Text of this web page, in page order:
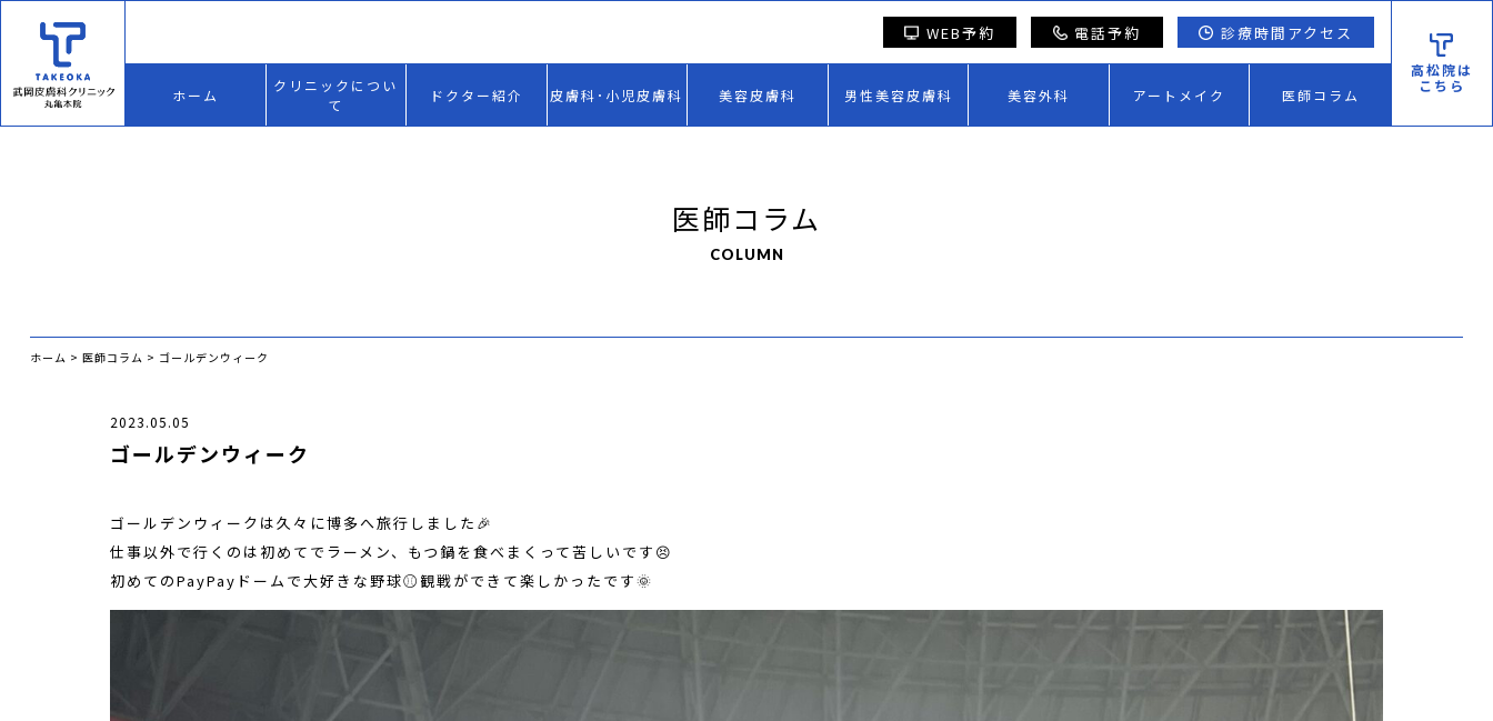
WEB予約 電話予約 診療時間アクセス
ホーム
クリニックについ
て
ドクター紹介 皮膚科･小児皮膚科 美容皮膚科 男性美容皮膚科 美容外科 アートメイク 医師コラム
高松院は
こちら
医師コラム
COLUMN
ホーム > 医師コラム > ゴールデンウィーク
2023.05.05
ゴールデンウィーク
ゴールデンウィークは久々に博多へ旅行しました🎉
仕事以外で行くのは初めてでラーメン、もつ鍋を食べまくって苦しいです😣
初めてのPayPayドームで大好きな野球⚾️観戦ができて楽しかったです🌞